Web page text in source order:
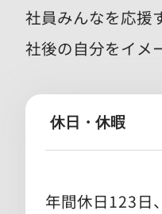
社員みんなを応援
社後の自分をイメ
休日・休暇
年間休日123日